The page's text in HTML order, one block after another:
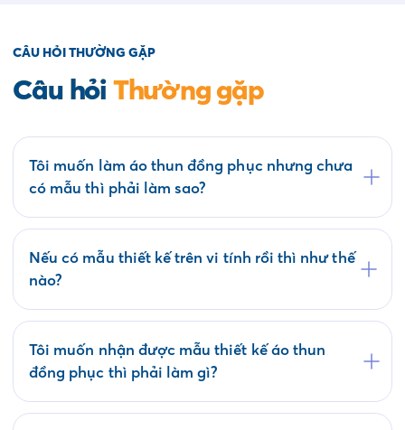
CÂU HỎI THƯỜNG GẶP
Câu hỏiThường gặp
Tôi muốn làm áo thun đồng phục nhưng chưa
có mẫu thì phải làm sao?
phục có sẵn tại website saigonuniform.com hoặc
đến trực tiếp văn phòng Saigon Uniform tại địa
chỉ 21/6 Lê Thị Hà, Thới Tam Thôn, Hóc Môn để
Nếu có mẫu thiết kế trên vi tính rồi thì như thế
nào?
mẫu của Quý khách có phù hợp về kỹ thuật in áo
thun đồng phục không? Nếu duyệt mẫu chúng tôi
sẽ tiến hành ký kết hợp đồng và sản xuất hàng
Tôi muốn nhận được mẫu thiết kế áo thun
đồng phục thì phải làm gì?
các bước: